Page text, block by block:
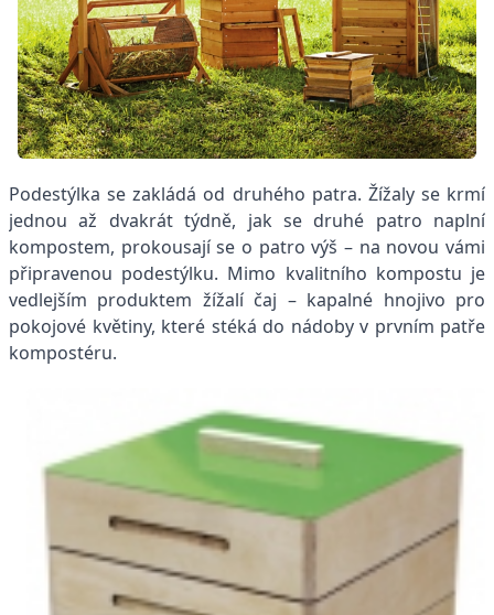
Podestýlka se zakládá od druhého patra. Žížaly se krmí
jednou až dvakrát týdně, jak se druhé patro naplní
kompostem, prokousají se o patro výš – na novou vámi
připravenou podestýlku. Mimo kvalitního kompostu je
vedlejším produktem žížalí čaj – kapalné hnojivo pro
pokojové květiny, které stéká do nádoby v prvním patře
kompostéru.